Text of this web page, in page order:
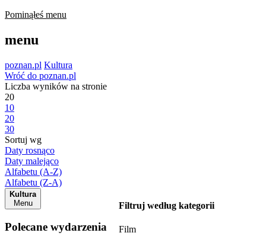
Pominąłeś menu
menu
poznan.pl Kultura
Wróć do poznan.pl
Liczba wyników na stronie
20
10
20
30
Sortuj wg
Daty rosnąco
Daty malejąco
Alfabetu (A-Z)
Alfabetu (Z-A)
Kultura
Menu
Polecane wydarzenia
Filtruj według kategorii
Film